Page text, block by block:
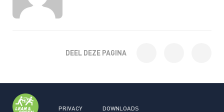
DEEL DEZE PAGINA
PRIVACY DOWNLOADS